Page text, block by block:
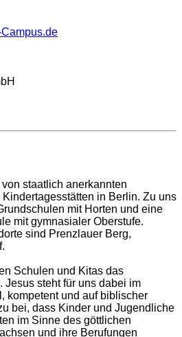
staatlich anerkannten
in Berlin. Zu uns
mit Horten und eine
mit gymnasialer Oberstufe.
sind Prenzlauer Berg,
Schulen und Kitas das
Jesus steht für uns dabei im
kompetent und auf biblischer
bei, dass Kinder und Jugendliche
im Sinne des göttlichen
und ihre Berufungen